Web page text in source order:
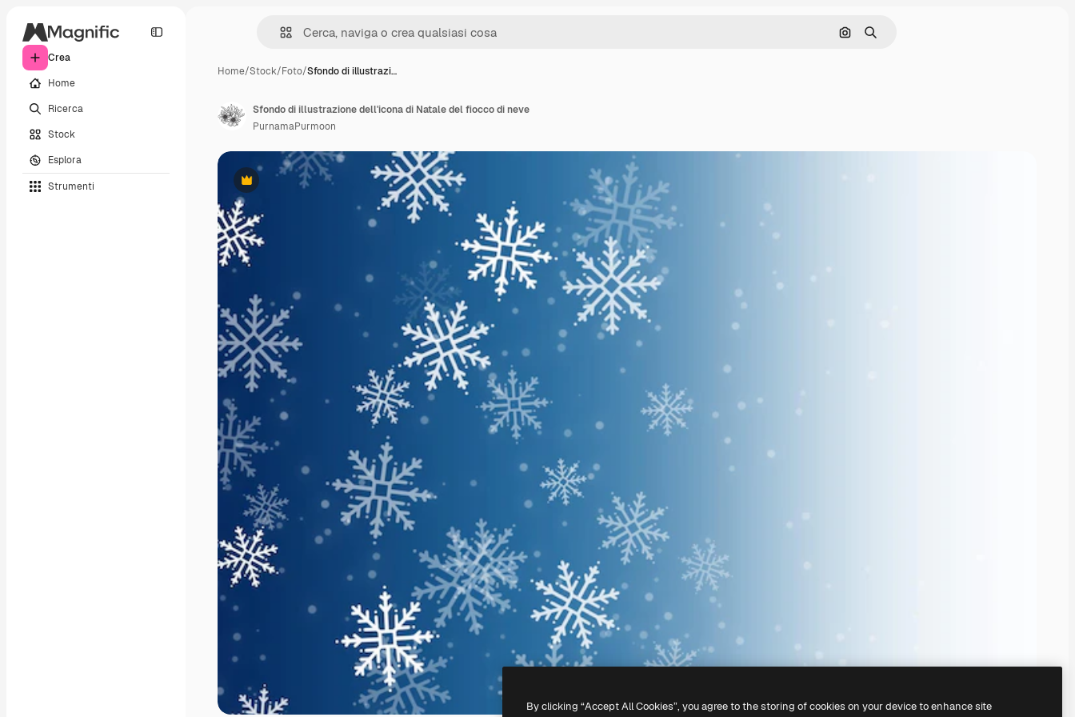
Crea
Home
Ricerca
Stock
Esplora
Strumenti
Cerca per immagine
Ricerca
Home/Stock/Foto/Sfondo di illustrazi…
Premium
Sfondo di illustrazione dell'icona di Natale del fiocco di neve
PurnamaPurmoon
By clicking “Accept All Cookies”, you agree to the storing of cookies on your device to enhance site